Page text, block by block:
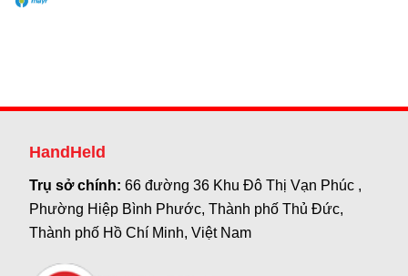
HandHeld
Trụ sở chính:66 đường 36 Khu Đô Thị Vạn Phúc ,
Phường Hiệp Bình Phước, Thành phố Thủ Đức,
Thành phố Hồ Chí Minh, Việt Nam